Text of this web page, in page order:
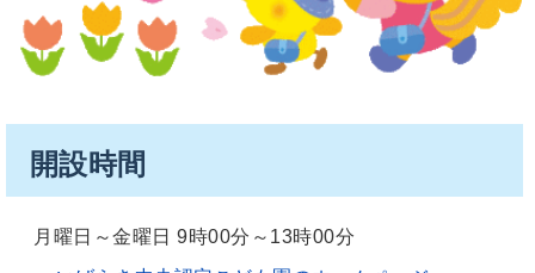
開設時間
月曜日～金曜日 9時00分～13時00分